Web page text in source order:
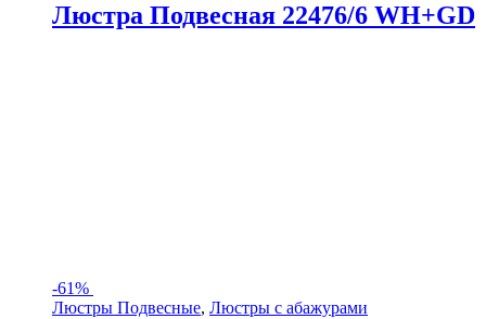
Люстра Подвесная 22476/6 WH+GD
-61%
Люстры Подвесные, Люстры с абажурами